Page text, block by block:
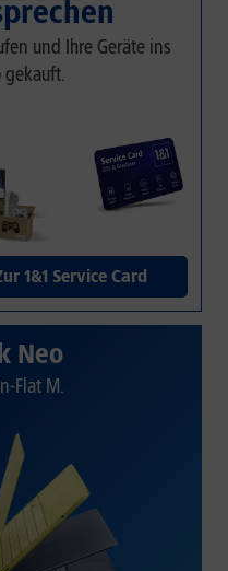
und Ihre Geräte ins
gekauft.
1&1 Service Card
Neo
Flat M.